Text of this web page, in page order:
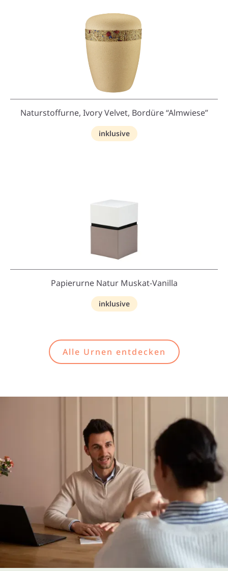
Naturstoffurne, Ivory Velvet, Bordüre “Almwiese”
inklusive
Papierurne Natur Muskat-Vanilla
inklusive
Alle Urnen entdecken